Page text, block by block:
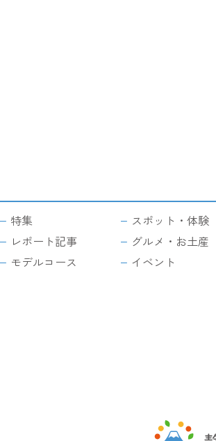
イ
ト 特集
レポート記事
モデルコース
スポット・体験
グルメ・お土産
イベント